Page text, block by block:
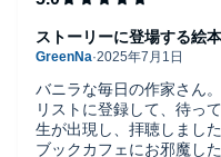
バニラな毎日の作家さん
リストに登録して、待っ
生が出現し、拝聴しまし
ブックカフェにお邪魔し
ストーリーに登場する絵